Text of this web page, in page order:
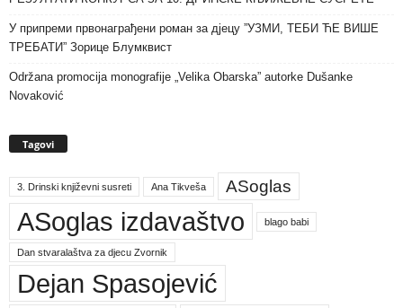
У припреми првонаграђени роман за дјецу ”УЗМИ, ТЕБИ ЋЕ ВИШЕ
ТРЕБАТИ” Зорице Блумквист
Održana promocija monografije „Velika Obarska” autorke Dušanke
Novaković
Tagovi
3. Drinski književni susreti Ana Tikveša ASoglas
ASoglas izdavaštvo blago babi
Dan stvaralaštva za djecu Zvornik
Dejan Spasojević